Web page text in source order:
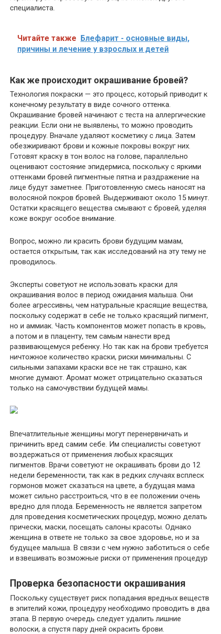
специалиста.
Читайте также
Блефарит - основные виды,
причины и лечение у взрослых и детей
Как же происходит окрашивание бровей?
Технология покраски — это процесс, который приводит к
конечному результату в виде сочного оттенка.
Окрашивание бровей начинают с теста на аллергические
реакции. Если они не выявлены, то можно проводить
процедуру. Вначале удаляют косметику с лица. Затем
обезжиривают брови и кожные покровы вокруг них.
Готовят краску в тон волос на голове, параллельно
оценивают состояние эпидермиса, поскольку с яркими
оттенками бровей пигментные пятна и раздражение на
лице будут заметнее. Приготовленную смесь наносят на
волосяной покров бровей. Выдерживают около 15 минут.
Остатки красящего вещества смывают с бровей, уделяя
коже вокруг особое внимание.
Вопрос, можно ли красить брови будущим мамам,
остается открытым, так как исследований на эту тему не
проводилось.
Эксперты советуют не использовать краски для
окрашивания волос в период ожидания малыша. Они
более агрессивны, чем натуральные красящие вещества,
поскольку содержат в себе не только красящий пигмент,
но и аммиак. Часть компонентов может попасть в кровь,
а потом и в плаценту, тем самым нанести вред
развивающемуся ребенку. Но так как на брови требуется
ничтожное количество краски, риски минимальны. С
сильными запахами краски все не так страшно, как
многие думают. Аромат может отрицательно сказаться
только на самочувствии будущей мамы.
Впечатлительные женщины могут перенервничать и
причинить вред самим себе. Им специалисты советуют
воздержаться от применения любых красящих
пигментов. Врачи советуют не окрашивать брови до 12
недели беременности, так как в редких случаях всплеск
гормонов может сказаться на цвете, а будущая мама
может сильно расстроиться, что в ее положении очень
вредно для плода. Беременность не является запретом
для проведения косметических процедур, можно делать
прически, маски, посещать салоны красоты. Однако
женщина в ответе не только за свое здоровье, но и за
будущее малыша. В связи с чем нужно заботиться о себе
и взвешивать возможные риски от применения процедур
Проверка безопасности окрашивания
Поскольку существует риск попадания вредных веществ
в эпителий кожи, процедуру необходимо проводить в два
этапа. В первую очередь следует удалить лишние
волоски, а спустя пару дней окрасить брови.